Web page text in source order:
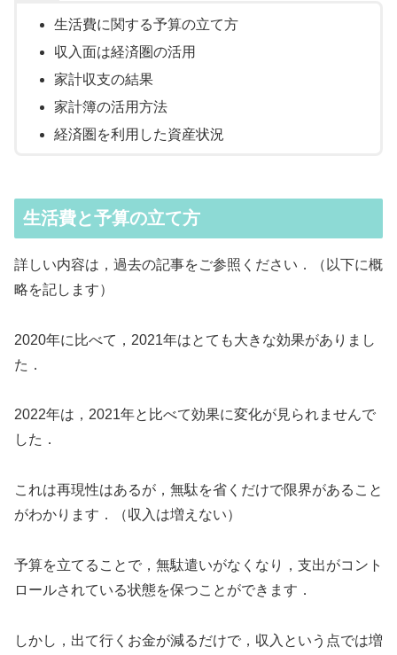
生活費に関する予算の立て方
収入面は経済圏の活用
家計収支の結果
家計簿の活用方法
経済圏を利用した資産状況
生活費と予算の立て方
詳しい内容は，過去の記事をご参照ください．（以下に概
略を記します）
2020年に比べて，2021年はとても大きな効果がありまし
た．
2022年は，2021年と比べて効果に変化が見られませんで
した．
これは再現性はあるが，無駄を省くだけで限界があること
がわかります．（収入は増えない）
予算を立てることで，無駄遣いがなくなり，支出がコント
ロールされている状態を保つことができます．
しかし，出て行くお金が減るだけで，収入という点では増